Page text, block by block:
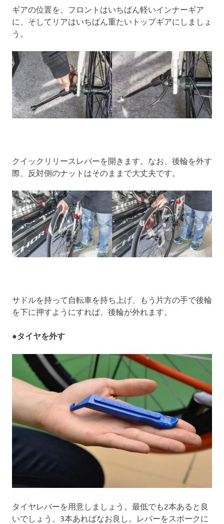
ギアの位置を、フロントはいちばん軽いインナーギア
に、そしてリアはいちばん重たいトップギアにしましょ
う。
クイックリリースレバーを開きます。なお、後輪を外す
際、反対側のナットはそのままで大丈夫です。
サドルを持って自転車を持ち上げ、もう片方の手で後輪
を下に押すようにすれば、後輪が外れます。
●タイヤを外す
タイヤレバーを用意しましょう。最低でも2本あると良
いでしょう。3本あればなお良し。レバーをスポークに